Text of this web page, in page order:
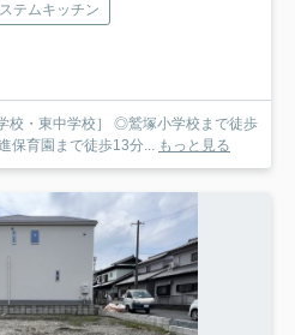
テムキッチン
◎鷲塚小学校まで徒歩
保育園まで徒歩13分... もっと見る